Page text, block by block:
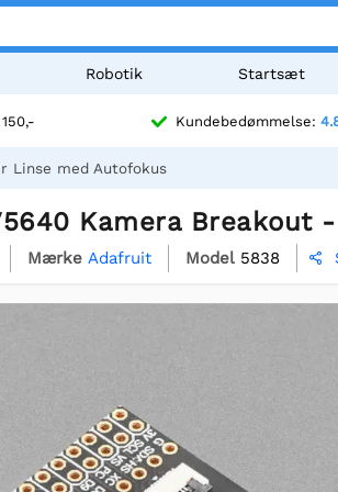
Robotik Startsæt
Kundebedømmelse:
Linse med Autofokus
Kamera Breakout
Mærke Adafruit Model 5838 